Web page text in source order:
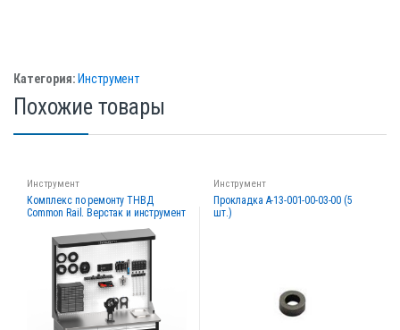
Категория: Инструмент
Похожие товары
Инструмент
Комплекс по ремонту ТНВД
Common Rail. Верстак и инструмент
Инструмент
Прокладка А-13-001-00-03-00 (5
шт.)